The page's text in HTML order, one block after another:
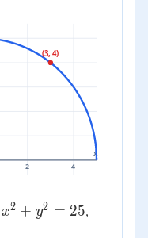
2 4
x
(3, 4)
x^2
x2 + y2 = 25,